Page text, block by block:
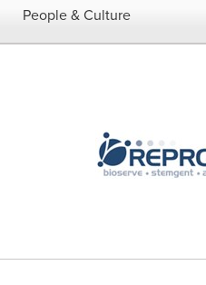
People & Culture